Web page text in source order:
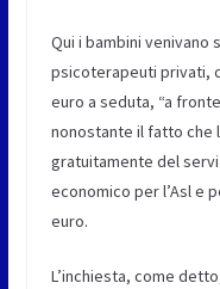
Qui i bambini
psicoterapeuti privati,
euro a seduta, “a
nonostante il fatto che
gratuitamente del
economico per l’Asl e
euro.
L’inchiesta, come